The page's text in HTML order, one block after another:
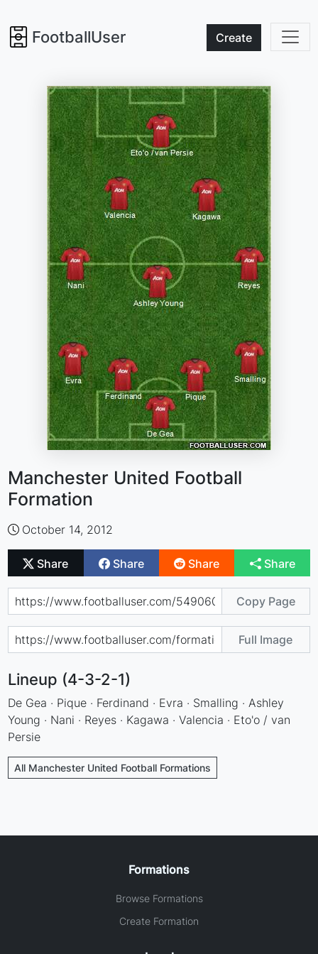
FootballUser Create
Manchester United Football
Formation
October 14, 2012
Share Share Share Share
Copy Page
Full Image
Lineup (4-3-2-1)
De Gea · Pique · Ferdinand · Evra · Smalling · Ashley
Young · Nani · Reyes · Kagawa · Valencia · Eto'o / van
Persie
All Manchester United Football Formations
Formations
Browse Formations
Create Formation